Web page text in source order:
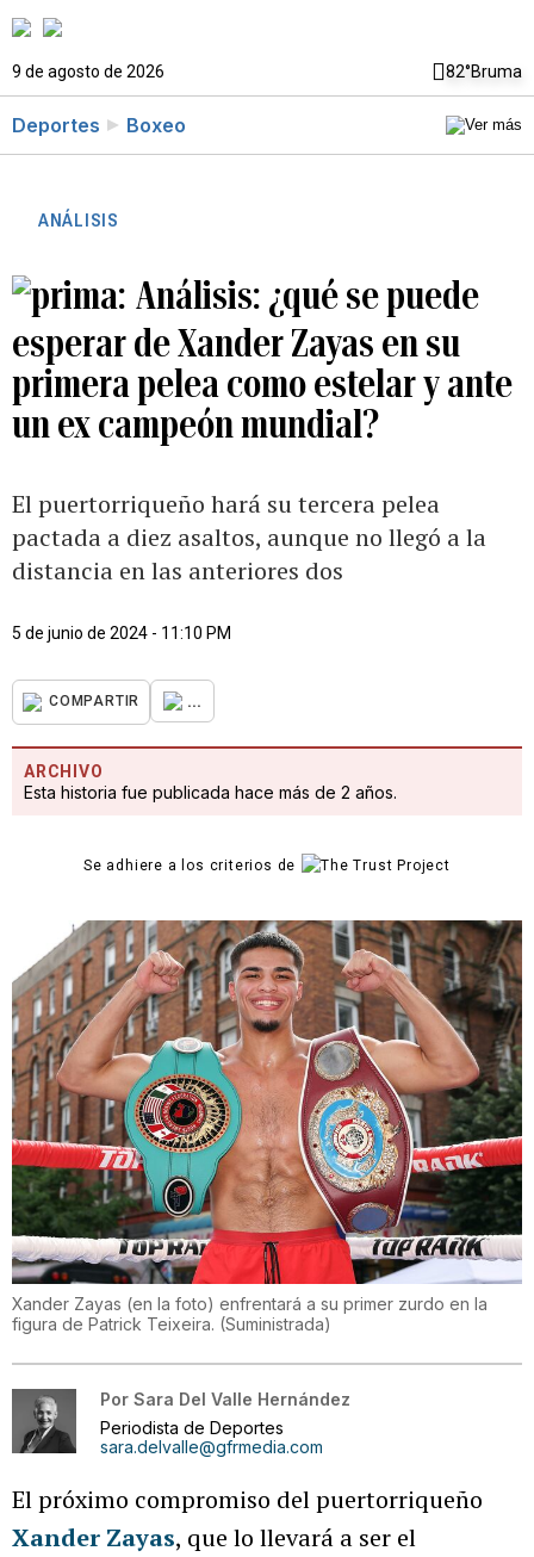
9 de agosto de 2026 82°Bruma
Deportes Boxeo
ANÁLISIS
Análisis: ¿qué se puede
esperar de Xander Zayas en su
primera pelea como estelar y ante
un ex campeón mundial?
El puertorriqueño hará su tercera pelea
pactada a diez asaltos, aunque no llegó a la
distancia en las anteriores dos
5 de junio de 2024 - 11:10 PM
COMPARTIR ...
ARCHIVO
Esta historia fue publicada hace más de 2 años.
Se adhiere a los criterios de
Xander Zayas (en la foto) enfrentará a su primer zurdo en la
figura de Patrick Teixeira. (Suministrada)
Por Sara Del Valle Hernández
Periodista de Deportes
sara.delvalle@gfrmedia.com
El próximo compromiso del puertorriqueño
Xander Zayas, que lo llevará a ser el